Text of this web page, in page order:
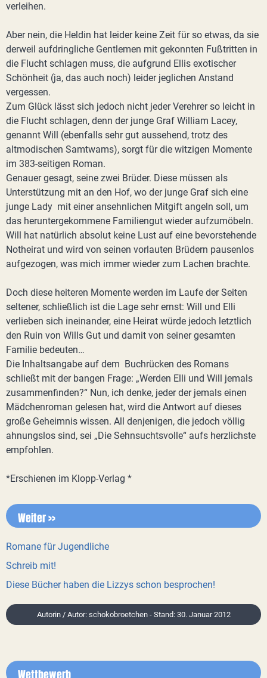
verleihen.
Aber nein, die Heldin hat leider keine Zeit für so etwas, da sie
derweil aufdringliche Gentlemen mit gekonnten Fußtritten in
die Flucht schlagen muss, die aufgrund Ellis exotischer
Schönheit (ja, das auch noch) leider jeglichen Anstand
vergessen.
Zum Glück lässt sich jedoch nicht jeder Verehrer so leicht in
die Flucht schlagen, denn der junge Graf William Lacey,
genannt Will (ebenfalls sehr gut aussehend, trotz des
altmodischen Samtwams), sorgt für die witzigen Momente
im 383-seitigen Roman.
Genauer gesagt, seine zwei Brüder. Diese müssen als
Unterstützung mit an den Hof, wo der junge Graf sich eine
junge Lady mit einer ansehnlichen Mitgift angeln soll, um
das heruntergekommene Familiengut wieder aufzumöbeln.
Will hat natürlich absolut keine Lust auf eine bevorstehende
Notheirat und wird von seinen vorlauten Brüdern pausenlos
aufgezogen, was mich immer wieder zum Lachen brachte.
Doch diese heiteren Momente werden im Laufe der Seiten
seltener, schließlich ist die Lage sehr ernst: Will und Elli
verlieben sich ineinander, eine Heirat würde jedoch letztlich
den Ruin von Wills Gut und damit von seiner gesamten
Familie bedeuten…
Die Inhaltsangabe auf dem Buchrücken des Romans
schließt mit der bangen Frage: „Werden Elli und Will jemals
zusammenfinden?“ Nun, ich denke, jeder der jemals einen
Mädchenroman gelesen hat, wird die Antwort auf dieses
große Geheimnis wissen. All denjenigen, die jedoch völlig
ahnungslos sind, sei „Die Sehnsuchtsvolle“ aufs herzlichste
empfohlen.
*Erschienen im Klopp-Verlag *
Weiter >>
Romane für Jugendliche
Schreib mit!
Diese Bücher haben die Lizzys schon besprochen!
Autorin / Autor: schokobroetchen - Stand: 30. Januar 2012
Wettbewerb